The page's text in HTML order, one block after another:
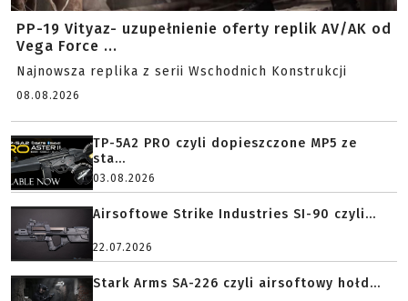
PP-19 Vityaz- uzupełnienie oferty replik AV/AK od
Vega Force ...
Najnowsza replika z serii Wschodnich Konstrukcji
08.08.2026
TP-5A2 PRO czyli dopieszczone MP5 ze
sta...
03.08.2026
Airsoftowe Strike Industries SI-90 czyli...
22.07.2026
Stark Arms SA-226 czyli airsoftowy hołd...